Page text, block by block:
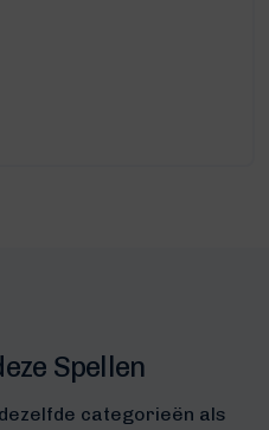
Spellen
categorieën als